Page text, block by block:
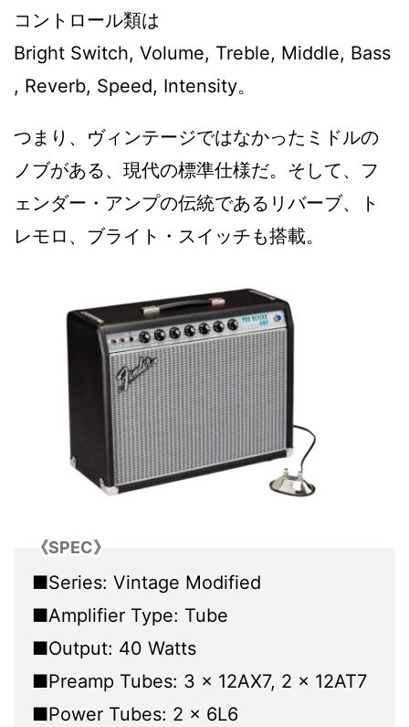
コントロール類は
Bright Switch, Volume, Treble, Middle, Bass
, Reverb, Speed, Intensity。
つまり、ヴィンテージではなかったミドルの
ノブがある、現代の標準仕様だ。そして、フ
ェンダー・アンプの伝統であるリバーブ、ト
レモロ、ブライト・スイッチも搭載。
《SPEC》
■Series: Vintage Modified
■Amplifier Type: Tube
■Output: 40 Watts
■Preamp Tubes: 3 x 12AX7, 2 x 12AT7
■Power Tubes: 2 x 6L6